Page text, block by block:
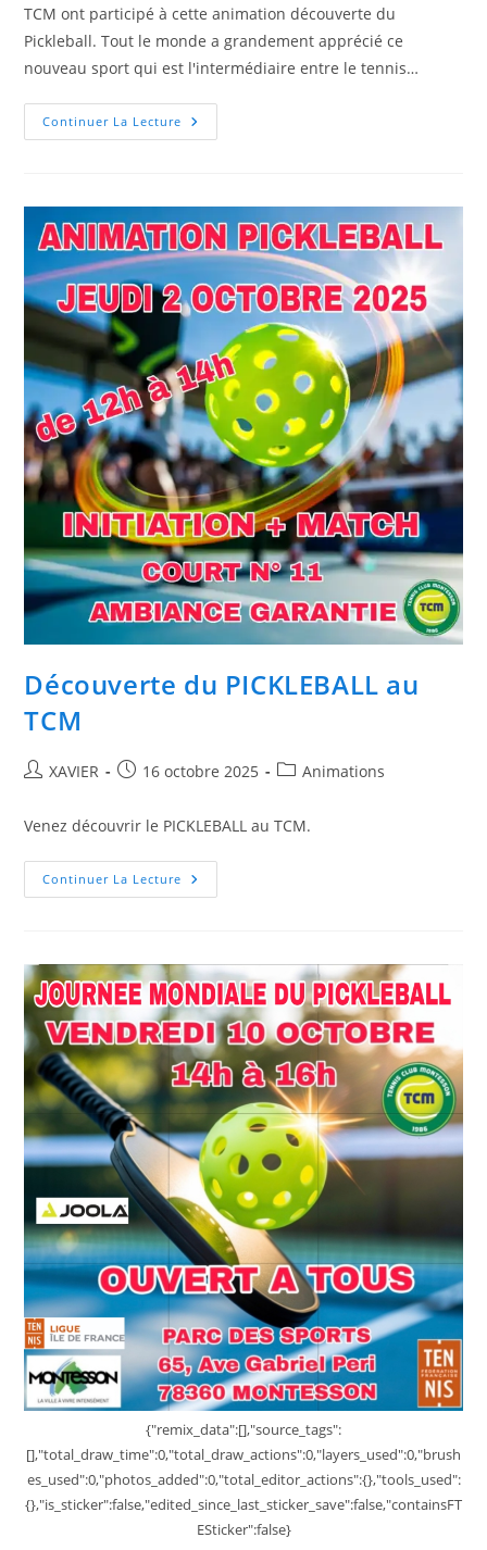
TCM ont participé à cette animation découverte du
Pickleball. Tout le monde a grandement apprécié ce
nouveau sport qui est l'intermédiaire entre le tennis…
Continuer La Lecture ANIMATION
PICKLEBALL
AU
TCM
Découverte du PICKLEBALL au
TCM
Auteur/autrice
la
XAVIER
Publication
16 octobre 2025
PostAnimations
Venez découvrir le PICKLEBALL au TCM.
Continuer La Lecture Découverte
Du
{"remix_data":[],"source_tags":
[],"total_draw_time":0,"total_draw_actions":0,"layers_used":0,"brush
es_used":0,"photos_added":0,"total_editor_actions":{},"tools_used":
{},"is_sticker":false,"edited_since_last_sticker_save":false,"containsFT
ESticker":false}